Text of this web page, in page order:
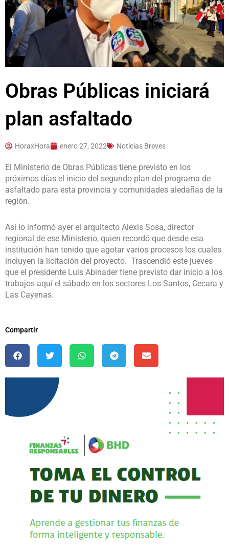
Obras Públicas iniciará
plan asfaltado
HoraxHora enero 27, 2022 Noticias Breves
El Ministerio de Obras Públicas tiene previsto en los
próximos días el inicio del segundo plan del programa de
asfaltado para esta provincia y comunidades aledañas de la
región.
Así lo informó ayer el arquitecto Alexis Sosa, director
regional de ese Ministerio, quien recordó que desde esa
institución han tenido que agotar varios procesos los cuales
incluyen la licitación del proyecto. Trascendió este jueves
que el presidente Luis Abinader tiene previsto dar inicio a los
trabajos aquí el sábado en los sectores Los Santos, Cecara y
Las Cayenas.
Compartir